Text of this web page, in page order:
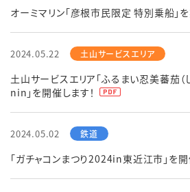
オーミマリン「彦根市民限定 特別乗船」を
2024.05.22
土山サービスエリア「ふるまい忍美蕃茄（
nin」を開催します！
2024.05.02
「ガチャコンまつり2024in東近江市」を開